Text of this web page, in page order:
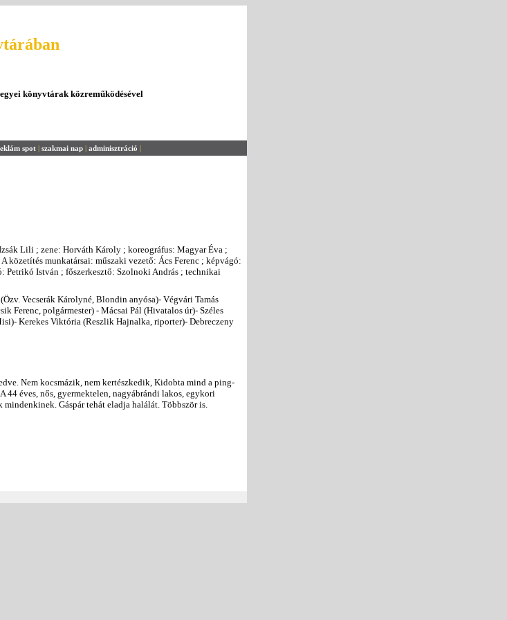
könyvtárak közreműködésével
spot | szakmai nap | adminisztráció |
Lili ; zene: Horváth Károly ; koreográfus: Magyar Éva ;
közetítés munkatársai: műszaki vezető: Ács Ferenc ; képvágó:
István ; főszerkesztő: Szolnoki András ; technikai
Vecserák Károlyné, Blondin anyósa)- Végvári Tamás
Ferenc, polgármester) - Mácsai Pál (Hivatalos úr)- Széles
Kerekes Viktória (Reszlik Hajnalka, riporter)- Debreczeny
Nem kocsmázik, nem kertészkedik, Kidobta mind a ping-
éves, nős, gyermektelen, nagyábrándi lakos, egykori
Gáspár tehát eladja halálát. Többször is.